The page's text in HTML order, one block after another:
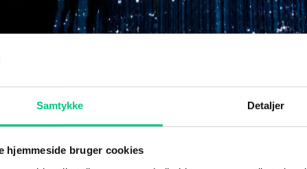
Samtykke Detaljer
hjemmeside bruger cookies
Mobile WMS